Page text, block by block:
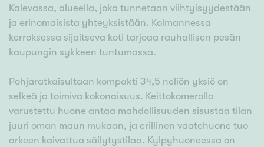
Kalevassa, alueella, joka tunnetaan viihtyisyydestään
ja erinomaisista yhteyksistään. Kolmannessa
kerroksessa sijaitseva koti tarjoaa rauhallisen pesän
kaupungin sykkeen tuntumassa.
Pohjaratkaisultaan kompakti 34,5 neliön yksiö on
selkeä ja toimiva kokonaisuus. Keittokomerolla
varustettu huone antaa mahdollisuuden sisustaa tilan
juuri oman maun mukaan, ja erillinen vaatehuone tuo
arkeen kaivattua säilytystilaa. Kylpyhuoneessa on